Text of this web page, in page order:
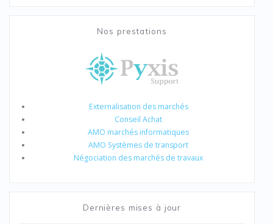
Nos prestations
Externalisation des marchés
Conseil Achat
AMO marchés informatiques
AMO Systèmes de transport
Négociation des marchés de travaux
Dernières mises à jour